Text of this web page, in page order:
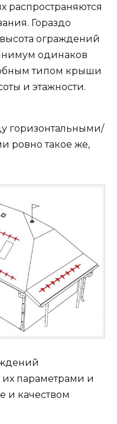
распространяются
Гораздо
ограждений
одинаков
типом крыши
и этажности.
горизонтальными/
ровно такое же,
их параметрами и
и качеством